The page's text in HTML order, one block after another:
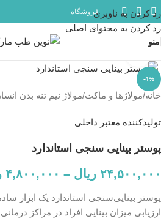
رد کردن به ناوبری
رد کردن به محتوای اصلی
مشاوره و پشتیبانی آنلاین در ایتا و روبیکا با
فروشگاه
منو
-4%
خانه/مولاژها و ماکت/مولاژ نیم تنه بدن
تولیدکننده معتبر داخلی
پوستر بینایی سنجی استاندارد
۲۴,۵۰۰,۰۰۰ ریال – ۴,۸۰۰,۰۰۰
پوستر بینایی‌سنجی استاندارد یک ابزار
ارزیابی میزان بینایی افراد در مراکز